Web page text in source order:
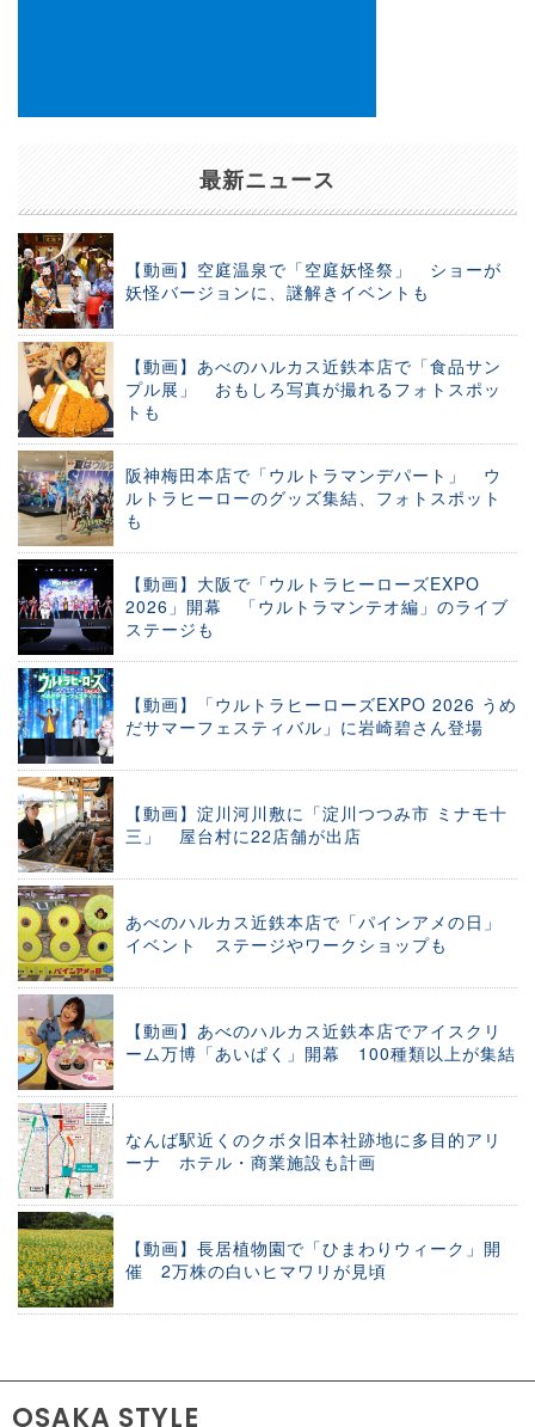
最新ニュース
【動画】空庭温泉で「空庭妖怪祭」 ショーが
妖怪バージョンに、謎解きイベントも
【動画】あべのハルカス近鉄本店で「食品サン
プル展」 おもしろ写真が撮れるフォトスポッ
トも
阪神梅田本店で「ウルトラマンデパート」 ウ
ルトラヒーローのグッズ集結、フォトスポット
も
【動画】大阪で「ウルトラヒーローズEXPO
2026」開幕 「ウルトラマンテオ編」のライブ
ステージも
【動画】「ウルトラヒーローズEXPO 2026 うめ
だサマーフェスティバル」に岩崎碧さん登場
【動画】淀川河川敷に「淀川つつみ市 ミナモ十
三」 屋台村に22店舗が出店
あべのハルカス近鉄本店で「パインアメの日」
イベント ステージやワークショップも
【動画】あべのハルカス近鉄本店でアイスクリ
ーム万博「あいぱく」開幕 100種類以上が集結
なんば駅近くのクボタ旧本社跡地に多目的アリ
ーナ ホテル・商業施設も計画
【動画】長居植物園で「ひまわりウィーク」開
催 2万株の白いヒマワリが見頃
OSAKA STYLE